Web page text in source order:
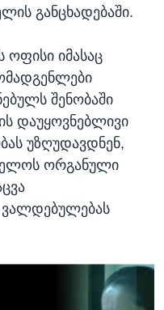
განცხადებაში.
ოფისი იმასაც
შენობაში
დაუყოვნებლივი
უზღუდავდნენ,
ორგანული
ვალდებულებას